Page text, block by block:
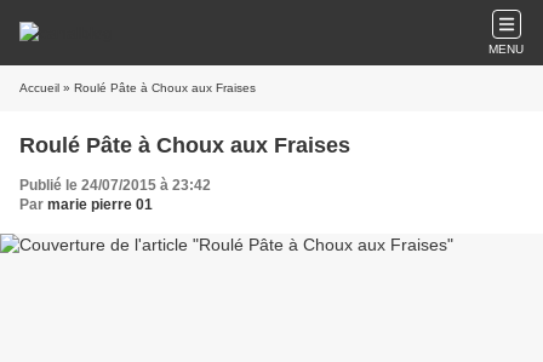
MENU
Accueil » Roulé Pâte à Choux aux Fraises
Roulé Pâte à Choux aux Fraises
Publié le 24/07/2015 à 23:42
Par marie pierre 01